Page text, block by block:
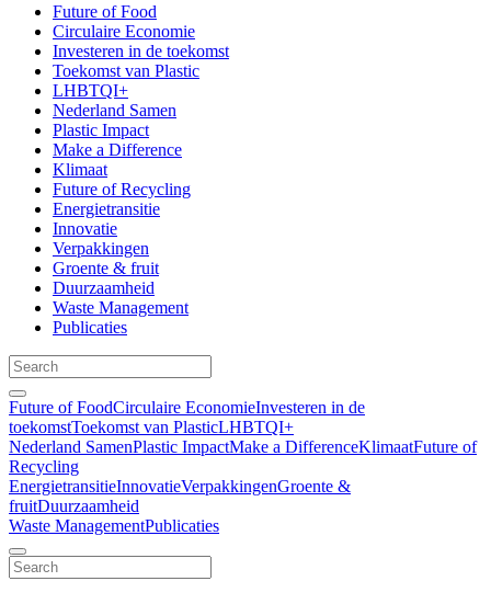
Future of Food
Circulaire Economie
Investeren in de toekomst
Toekomst van Plastic
LHBTQI+
Nederland Samen
Plastic Impact
Make a Difference
Klimaat
Future of Recycling
Energietransitie
Innovatie
Verpakkingen
Groente & fruit
Duurzaamheid
Waste Management
Publicaties
Future of FoodCirculaire EconomieInvesteren in de
toekomstToekomst van PlasticLHBTQI+
Nederland SamenPlastic ImpactMake a DifferenceKlimaatFuture of
Recycling
EnergietransitieInnovatieVerpakkingenGroente &
fruitDuurzaamheid
Waste ManagementPublicaties